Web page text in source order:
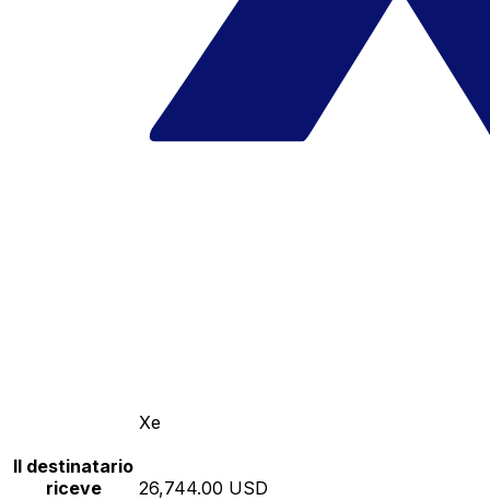
Xe
Il destinatario
riceve
26,744.00 USD